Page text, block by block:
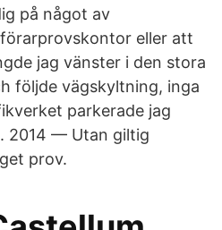
på något av
eller att
jag vänster i den stora
följde vägskyltning, inga
parkerade jag
2014 — Utan giltig
prov.